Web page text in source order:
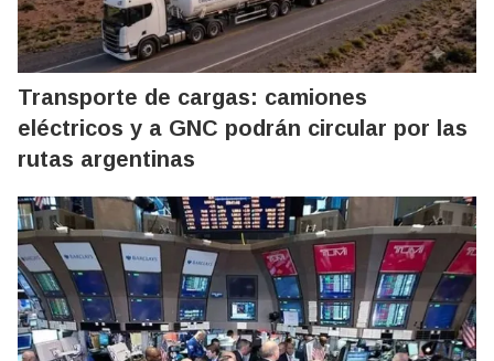
Transporte de cargas: camiones
eléctricos y a GNC podrán circular por las
rutas argentinas